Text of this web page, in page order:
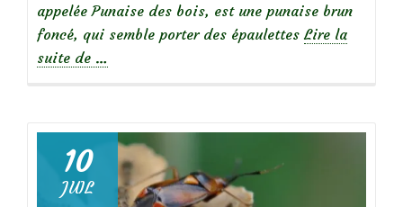
appelée Punaise des bois, est une punaise brun
foncé, qui semble porter des épaulettes Lire la
suite de
pattes
rousses
…
10
JUIL